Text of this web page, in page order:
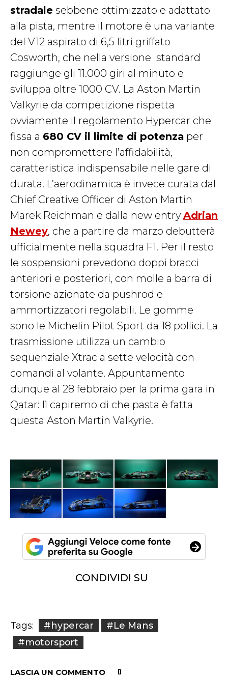
stradale sebbene ottimizzato e adattato
alla pista, mentre il motore è una variante
del V12 aspirato di 6,5 litri griffato
Cosworth, che nella versione standard
raggiunge gli 11.000 giri al minuto e
sviluppa oltre 1000 CV. La Aston Martin
Valkyrie da competizione rispetta
ovviamente il regolamento Hypercar che
fissa a 680 CV il limite di potenza per
non compromettere l’affidabilità,
caratteristica indispensabile nelle gare di
durata. L’aerodinamica è invece curata dal
Chief Creative Officer di Aston Martin
Marek Reichman e dalla new entryAdrian
Newey, che a partire da marzo debutterà
ufficialmente nella squadra F1. Per il resto
le sospensioni prevedono doppi bracci
anteriori e posteriori, con molle a barra di
torsione azionate da pushrod e
ammortizzatori regolabili. Le gomme
sono le Michelin Pilot Sport da 18 pollici. La
trasmissione utilizza un cambio
sequenziale Xtrac a sette velocità con
comandi al volante. Appuntamento
dunque al 28 febbraio per la prima gara in
Qatar: lì capiremo di che pasta è fatta
questa Aston Martin Valkyrie.
CONDIVIDI SU
Tags: #hypercar
#Le Mans
#motorsport
LASCIA UN COMMENTO